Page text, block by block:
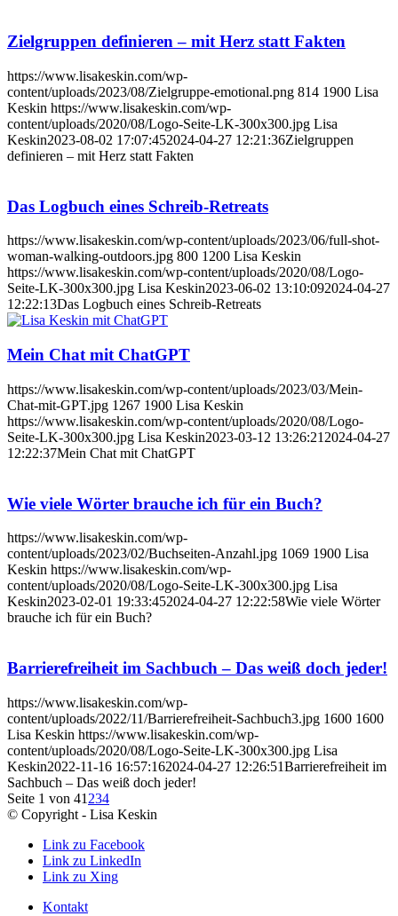
Zielgruppen definieren – mit Herz statt Fakten
https://www.lisakeskin.com/wp-
content/uploads/2023/08/Zielgruppe-emotional.png 814 1900 Lisa
Keskin https://www.lisakeskin.com/wp-
content/uploads/2020/08/Logo-Seite-LK-300x300.jpg Lisa
Keskin2023-08-02 17:07:452024-04-27 12:21:36Zielgruppen
definieren – mit Herz statt Fakten
Das Logbuch eines Schreib-Retreats
https://www.lisakeskin.com/wp-content/uploads/2023/06/full-shot-
woman-walking-outdoors.jpg 800 1200 Lisa Keskin
https://www.lisakeskin.com/wp-content/uploads/2020/08/Logo-
Seite-LK-300x300.jpg Lisa Keskin2023-06-02 13:10:092024-04-27
12:22:13Das Logbuch eines Schreib-Retreats
Mein Chat mit ChatGPT
https://www.lisakeskin.com/wp-content/uploads/2023/03/Mein-
Chat-mit-GPT.jpg 1267 1900 Lisa Keskin
https://www.lisakeskin.com/wp-content/uploads/2020/08/Logo-
Seite-LK-300x300.jpg Lisa Keskin2023-03-12 13:26:21 2024-04-27
12:22:37Mein Chat mit ChatGPT
Wie viele Wörter brauche ich für ein Buch?
https://www.lisakeskin.com/wp-
content/uploads/2023/02/Buchseiten-Anzahl.jpg 1069 1900 Lisa
Keskin https://www.lisakeskin.com/wp-
content/uploads/2020/08/Logo-Seite-LK-300x300.jpg Lisa
Keskin2023-02-01 19:33:452024-04-27 12:22:58Wie viele Wörter
brauche ich für ein Buch?
Barrierefreiheit im Sachbuch – Das weiß doch jeder!
https://www.lisakeskin.com/wp-
content/uploads/2022/11/Barrierefreiheit-Sachbuch3.jpg 1600 1600
Lisa Keskin https://www.lisakeskin.com/wp-
content/uploads/2020/08/Logo-Seite-LK-300x300.jpg Lisa
Keskin2022-11-16 16:57:162024-04-27 12:26:51Barrierefreiheit im
Sachbuch – Das weiß doch jeder!
Seite 1 von 41 234
© Copyright - Lisa Keskin
Link zu Facebook
Link zu LinkedIn
Link zu Xing
Kontakt